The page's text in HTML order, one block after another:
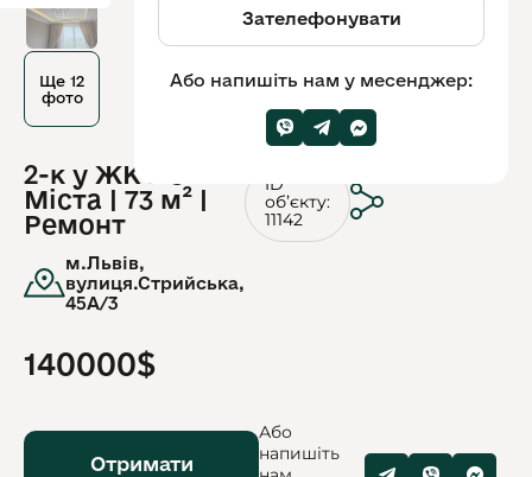
Ще 12
фото
2-к у ЖК Леви
Міста | 73 м² |
Ремонт
м.Львів,
вулиця.Стрийська,
45А/3
ID
обʼєкту:
11142
140000$
Отримати
Або
напишіть
Зателефонувати
Або напишіть нам у месенджер: